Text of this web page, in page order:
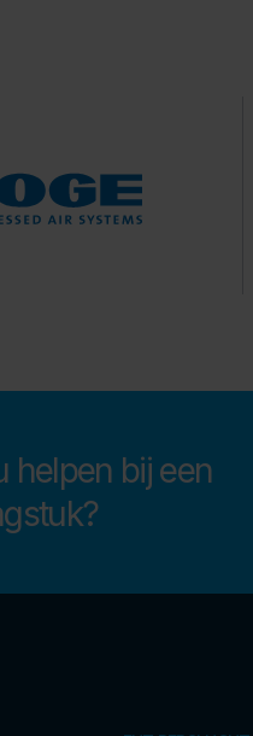
helpen bij een